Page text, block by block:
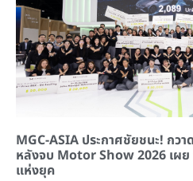
MGC-ASIA ประกาศชัยชนะ! กว
หลังจบ Motor Show 2026 เผย
แห่งยุค